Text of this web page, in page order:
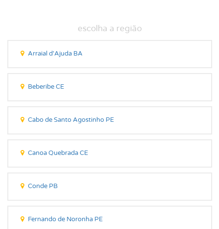
Arraial d'Ajuda BA
Beberibe CE
Cabo de Santo Agostinho PE
Canoa Quebrada CE
Conde PB
Fernando de Noronha PE